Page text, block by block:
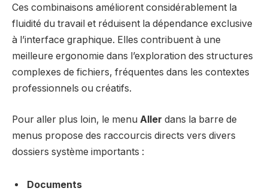
Ces combinaisons améliorent considérablement la
fluidité du travail et réduisent la dépendance exclusive
à l’interface graphique. Elles contribuent à une
meilleure ergonomie dans l’exploration des structures
complexes de fichiers, fréquentes dans les contextes
professionnels ou créatifs.
Pour aller plus loin, le menu Aller dans la barre de
menus propose des raccourcis directs vers divers
dossiers système importants :
Documents